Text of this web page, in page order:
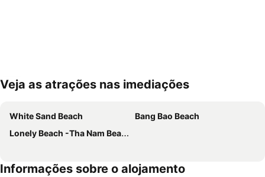
Ampliar mapa
Veja as atrações nas imediações
White Sand Beach
Bang Bao Beach
Lonely Beach -Tha Nam Beach
Informações sobre o alojamento